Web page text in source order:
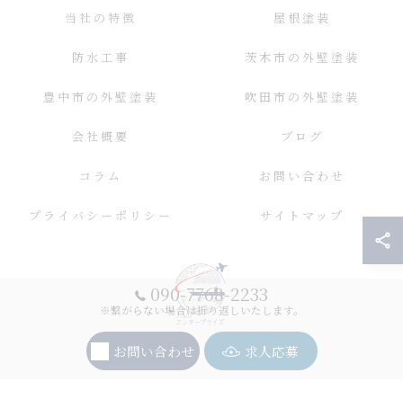
090-7768-2233
※繋がらない場合は折り返しいたします。
お問い合わせ 求人応募
当社の特徴 屋根塗装
防水工事 茨木市の外壁塗装
豊中市の外壁塗装 吹田市の外壁塗装
会社概要 ブログ
コラム お問い合わせ
プライバシーポリシー サイトマップ
© 2026 大阪の外壁塗装ならエンタープライズ ALL RIGHTS RESERVED.